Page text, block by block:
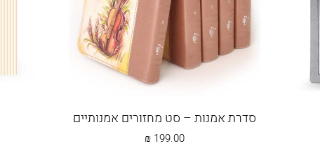
סדרת אמנות – סט מחזורים אמנותיים
199.00
₪